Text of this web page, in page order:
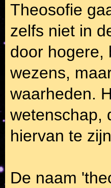
Theosofie
zelfs niet in
door hogere,
wezens,
waarheden.
wetenschap,
hiervan te
De naam